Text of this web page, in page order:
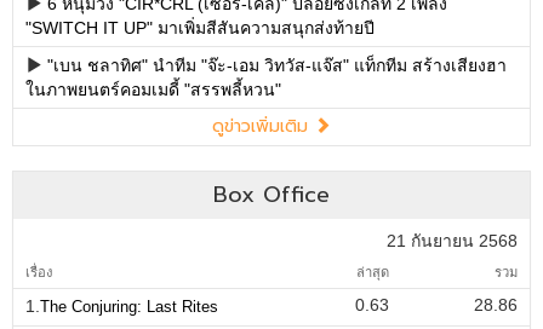
"SWITCH IT UP" มาเพิ่มสีสันความสนุกส่งท้ายปี
"เบน ชลาทิศ" นำทีม "จ๊ะ-เอม วิทวัส-แจ๊ส" แท็กทีม สร้างเสียงฮา
ในภาพยนตร์คอมเมดี้ "สรรพลี้หวน"
ดูข่าวเพิ่มเติม
Box Office
21 กันยายน 2568
เรื่อง ล่าสุด รวม
1. The Conjuring: Last Rites 0.63
28.86